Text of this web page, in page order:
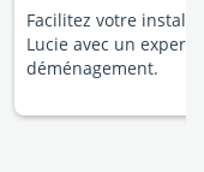
Facilitez votre
Lucie avec un expert
déménagement.